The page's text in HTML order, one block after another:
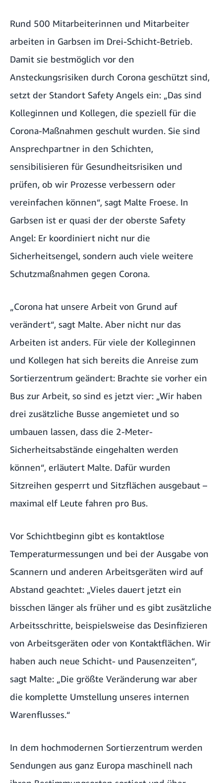
Rund 500 Mitarbeiterinnen und Mitarbeiter
arbeiten in Garbsen im Drei-Schicht-Betrieb.
Damit sie bestmöglich vor den
Ansteckungsrisiken durch Corona geschützt sind,
setzt der Standort Safety Angels ein: „Das sind
Kolleginnen und Kollegen, die speziell für die
Corona-Maßnahmen geschult wurden. Sie sind
Ansprechpartner in den Schichten,
sensibilisieren für Gesundheitsrisiken und
prüfen, ob wir Prozesse verbessern oder
vereinfachen können“, sagt Malte Froese. In
Garbsen ist er quasi der der oberste Safety
Angel: Er koordiniert nicht nur die
Sicherheitsengel, sondern auch viele weitere
Schutzmaßnahmen gegen Corona.
„Corona hat unsere Arbeit von Grund auf
verändert“, sagt Malte. Aber nicht nur das
Arbeiten ist anders. Für viele der Kolleginnen
und Kollegen hat sich bereits die Anreise zum
Sortierzentrum geändert: Brachte sie vorher ein
Bus zur Arbeit, so sind es jetzt vier: „Wir haben
drei zusätzliche Busse angemietet und so
umbauen lassen, dass die 2-Meter-
Sicherheitsabstände eingehalten werden
können“, erläutert Malte. Dafür wurden
Sitzreihen gesperrt und Sitzflächen ausgebaut –
maximal elf Leute fahren pro Bus.
Vor Schichtbeginn gibt es kontaktlose
Temperaturmessungen und bei der Ausgabe von
Scannern und anderen Arbeitsgeräten wird auf
Abstand geachtet: „Vieles dauert jetzt ein
bisschen länger als früher und es gibt zusätzliche
Arbeitsschritte, beispielsweise das Desinfizieren
von Arbeitsgeräten oder von Kontaktflächen. Wir
haben auch neue Schicht- und Pausenzeiten“,
sagt Malte: „Die größte Veränderung war aber
die komplette Umstellung unseres internen
Warenflusses.“
In dem hochmodernen Sortierzentrum werden
Sendungen aus ganz Europa maschinell nach